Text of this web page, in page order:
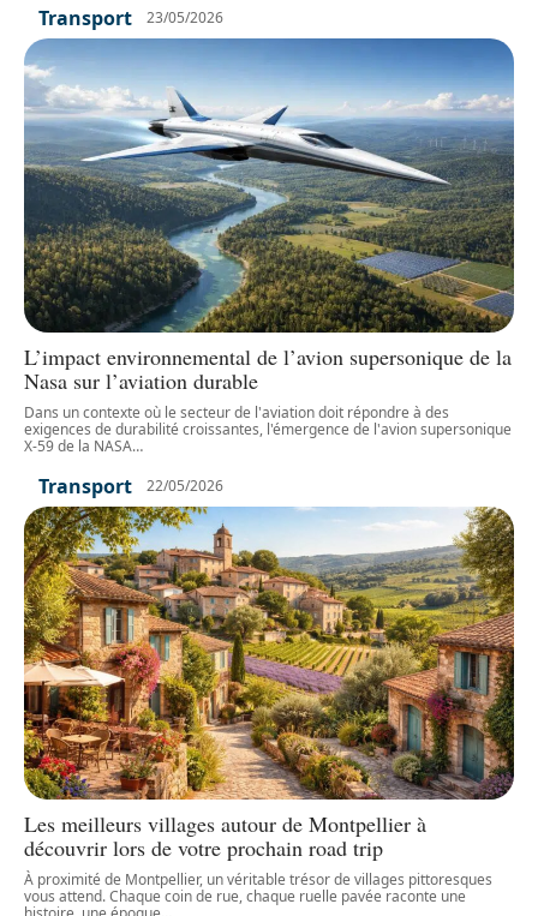
Transport 23/05/2026
L’impact environnemental de l’avion supersonique de la
Nasa sur l’aviation durable
Dans un contexte où le secteur de l'aviation doit répondre à des
exigences de durabilité croissantes, l'émergence de l'avion supersonique
X-59 de la NASA…
Transport 22/05/2026
Les meilleurs villages autour de Montpellier à
découvrir lors de votre prochain road trip
À proximité de Montpellier, un véritable trésor de villages pittoresques
vous attend. Chaque coin de rue, chaque ruelle pavée raconte une